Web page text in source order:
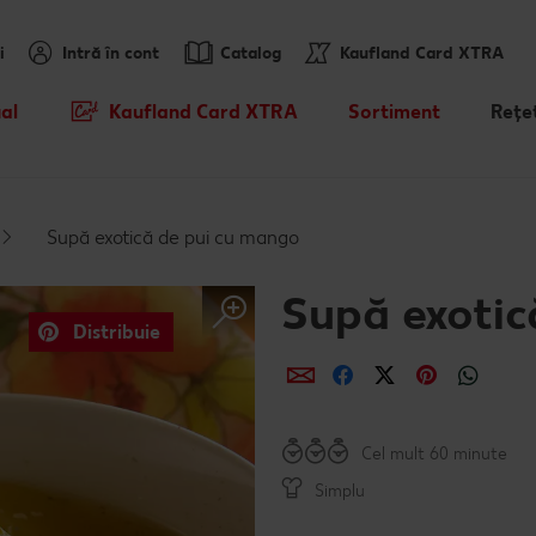
Kaufland Card XTRA
XTRA
Reduceri de categorie
Sortiment
Atât de ieftin
Valorile noastre
Catalog
Intră în cont Kaufland Card XTRA
Supă exotică de pui cu mango
Distribuie Supă
DistribuieDistribuieDistribuieDistribuie
Cel mult 60 minute
Simplu